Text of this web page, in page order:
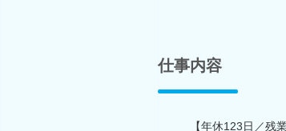
仕事内容
【年休123日／残